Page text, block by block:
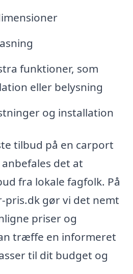
funktioner, som
eller belysning
og installation
tilbud på en carport
det at
fra lokale fagfolk. På
pris.dk gør vi det nemt
priser og
træffe en informeret
til dit budget og